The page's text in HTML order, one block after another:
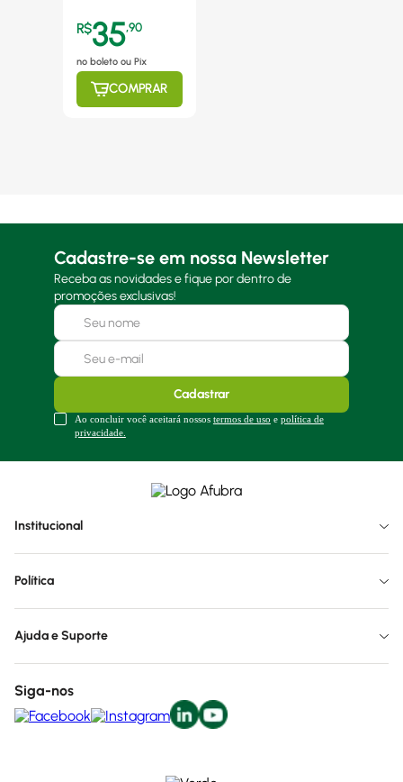
R$35,90
no boleto ou Pix
COMPRAR
Cadastre-se em nossa Newsletter
Receba as novidades e fique por dentro de
promoções exclusivas!
Cadastrar
Ao concluir você aceitará nossos termos de uso e política de
privacidade.
Institucional
Política
Ajuda e Suporte
Siga-nos